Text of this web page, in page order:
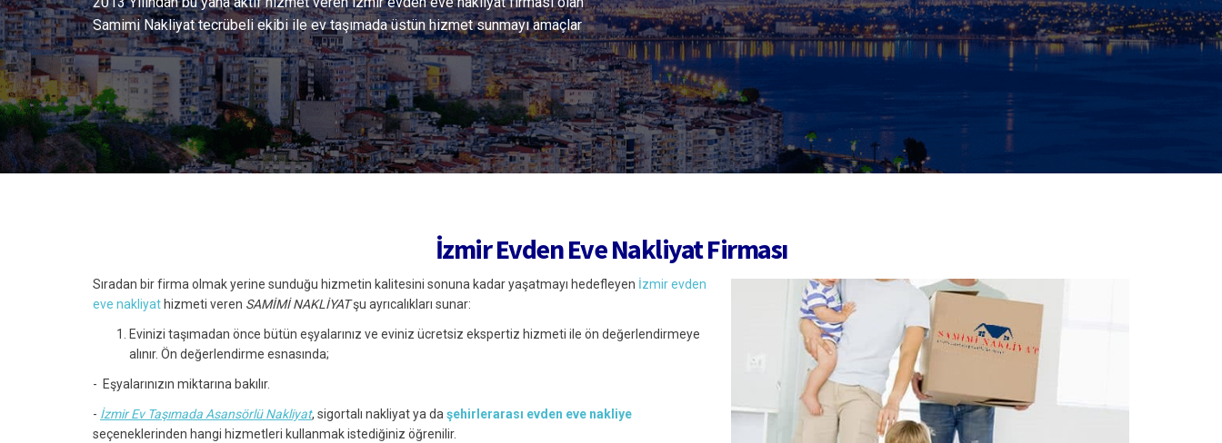
şehirler arası nakliye hizmetlerinde sigortalı taşıma gerçekleştirerek eşyanızda
oluşacak hasarların önlemini almaktadır.
İzmir Evden Eve Nakliyat Firması
Sıradan bir firma olmak yerine sunduğu hizmetin kalitesini sonuna kadaryaşatmayı hedefleyen İzmir evden
eve nakliyat hizmeti veren SAMİMİ NAKLİYATşu ayrıcalıkları sunar:
Evinizi taşımadan önce bütün eşyalarınız ve eviniz ücretsiz ekspertiz hizmeti ile ön değerlendirmeye
alınır. Ön değerlendirme esnasında;
- Eşyalarınızın miktarına bakılır.
- İzmir Ev Taşımada Asansörlü Nakliyat, sigortalı nakliyat ya daşehirlerarası evden eve nakliye
seçeneklerinden hangi hizmetleri kullanmak istediğiniz öğrenilir.